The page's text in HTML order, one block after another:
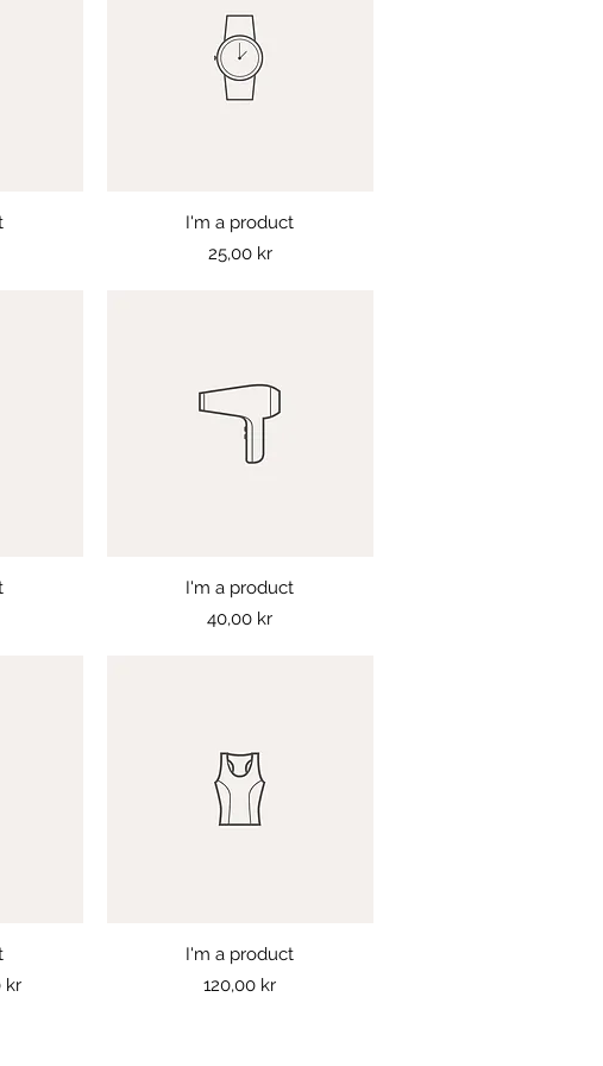
Snabbvisning
I'm a product
Pris
25,00 kr
Snabbvisning
I'm a product
Pris
40,00 kr
kr
Snabbvisning
I'm a product
Pris
120,00 kr